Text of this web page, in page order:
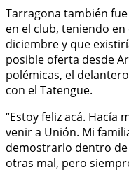
Tarragona también
en el club, teniendo
diciembre y que
posible oferta desde
polémicas, el
con el Tatengue.
“Estoy feliz acá.
venir a Unión. Mi
demostrarlo dentro de
otras mal, pero